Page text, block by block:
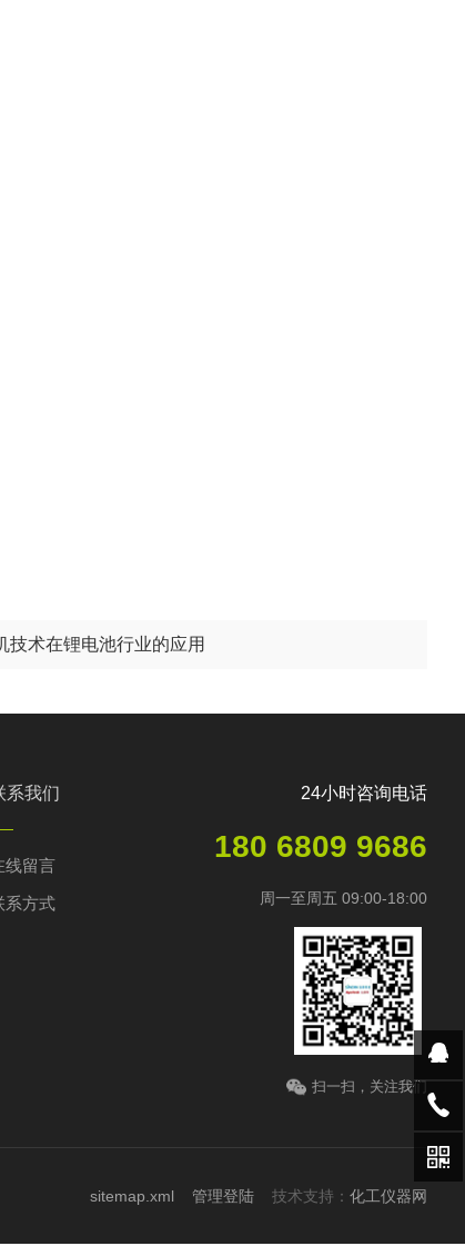
技术在锂电池行业的应用
系我们
线留言
系方式
24小时咨询电话
180 6809 9686
周一至周五 09:00-18:00
扫一扫，关注我们
sitemap.xml 管理登陆 技术支持：化工仪器网